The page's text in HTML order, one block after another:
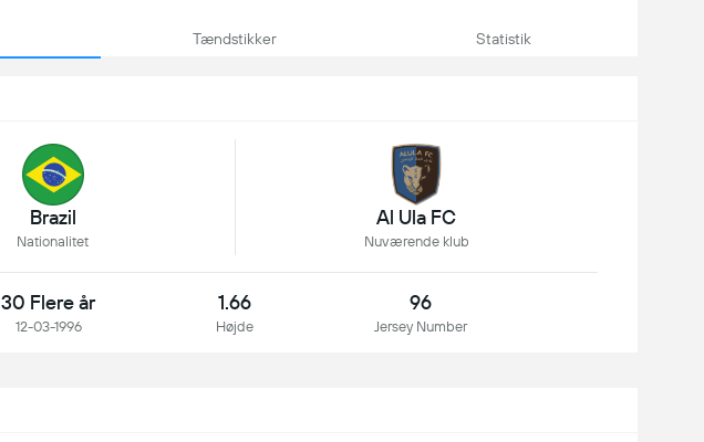
Tændstikker Statistik
Brazil
Nationalitet
Al Ula FC
Nuværende klub
30 Flere år
12-03-1996
1.66
Højde
96
Jersey Number